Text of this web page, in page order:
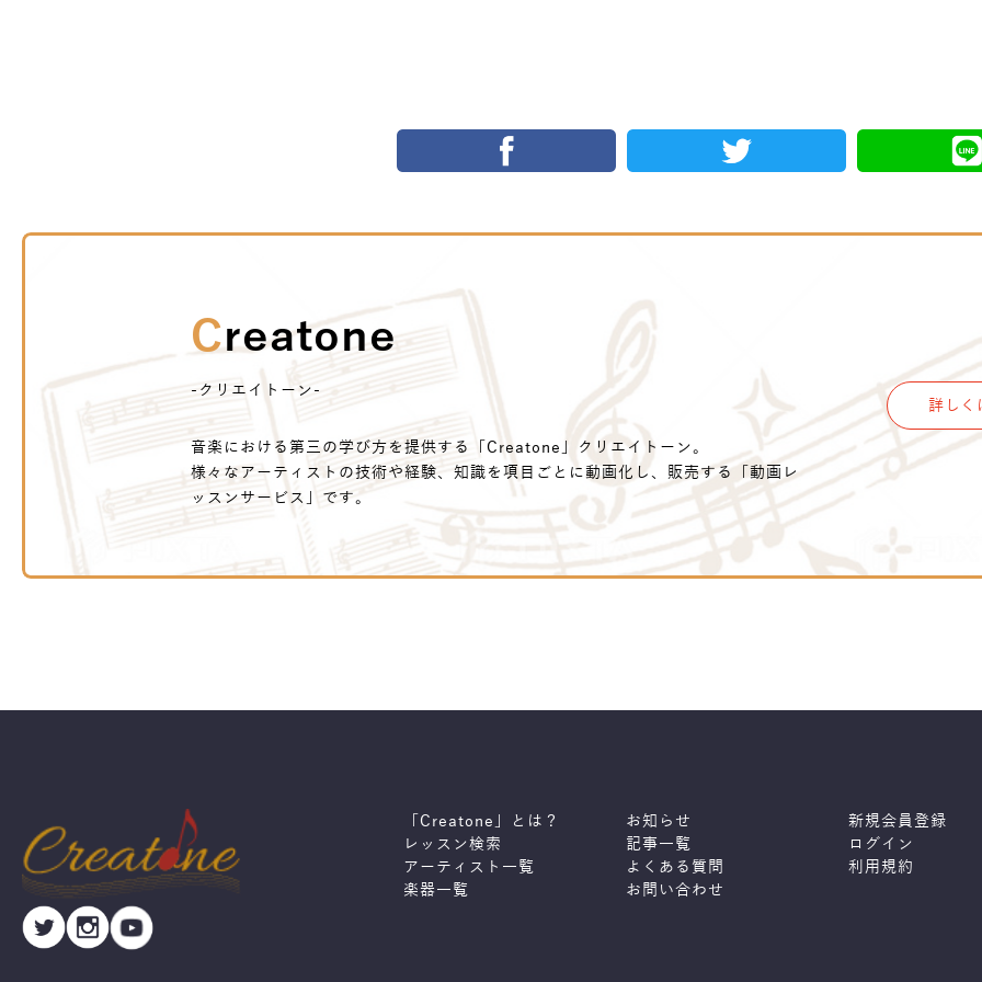
Creatone
-クリエイトーン-
音楽における第三の学び方を提供する「Creatone」クリエイトーン。
様々なアーティストの技術や経験、知識を項目ごとに動画化し、販売する「動画レ
ッスンサービス」です。
詳しく
「Creatone」とは？
レッスン検索
アーティスト一覧
楽器一覧
お知らせ
記事一覧
よくある質問
お問い合わせ
新規会員登録
ログイン
利用規約